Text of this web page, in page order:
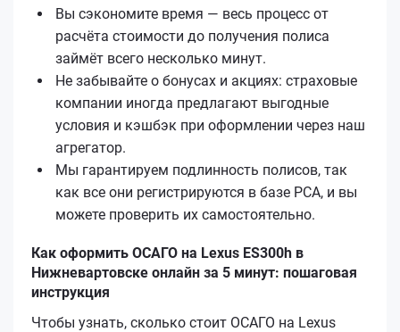
Вы сэкономите время — весь процесс от
расчёта стоимости до получения полиса
займёт всего несколько минут.
Не забывайте о бонусах и акциях: страховые
компании иногда предлагают выгодные
условия и кэшбэк при оформлении через наш
агрегатор.
Мы гарантируем подлинность полисов, так
как все они регистрируются в базе РСА, и вы
можете проверить их самостоятельно.
Как оформить ОСАГО на Lexus ES300h в
Нижневартовске онлайн за 5 минут: пошаговая
инструкция
Чтобы узнать, сколько стоит ОСАГО на Lexus